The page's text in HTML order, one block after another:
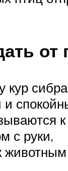
от
кур
к
с руки,